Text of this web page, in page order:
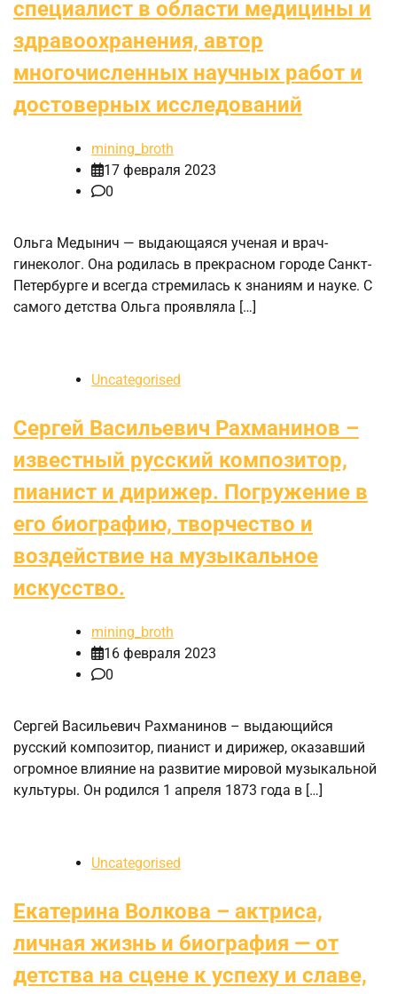
специалист в области медицины и
здравоохранения, автор
многочисленных научных работ и
достоверных исследований
mining_broth
17 февраля 2023
0
Ольга Медынич — выдающаяся ученая и врач-
гинеколог. Она родилась в прекрасном городе Санкт-
Петербурге и всегда стремилась к знаниям и науке. С
самого детства Ольга проявляла […]
Uncategorised
Сергей Васильевич Рахманинов –
известный русский композитор,
пианист и дирижер. Погружение в
его биографию, творчество и
воздействие на музыкальное
искусство.
mining_broth
16 февраля 2023
0
Сергей Васильевич Рахманинов – выдающийся
русский композитор, пианист и дирижер, оказавший
огромное влияние на развитие мировой музыкальной
культуры. Он родился 1 апреля 1873 года в […]
Uncategorised
Екатерина Волкова – актриса,
личная жизнь и биография — от
детства на сцене к успеху и славе,